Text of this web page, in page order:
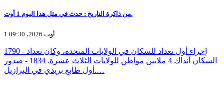
من ذاكرة التاريخ : حدث في مثل هذا اليوم 1 أوت.
1 أوت 2026، 09:30
1790 - إجراء أول تعداد للسكان في الولايات المتحدة، وكان تعداد
السكان آنذاك 4 ملايين مواطن للولايات الثلاث عشرة. 1834 - صدور
أول طابع بريدي في البرازيل.…